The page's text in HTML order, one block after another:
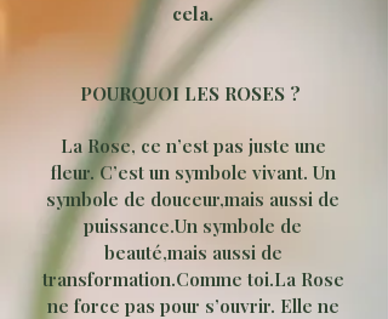
cela.
POURQUOI LES ROSES ?
La Rose, ce n’est pas juste une
fleur.C’est un symbole vivant. Un
symbole de douceur,mais aussi de
puissance.Un symbole de
beauté,mais aussi de
transformation.Comme toi.La Rose
ne force pas pour s’ouvrir. Elle ne